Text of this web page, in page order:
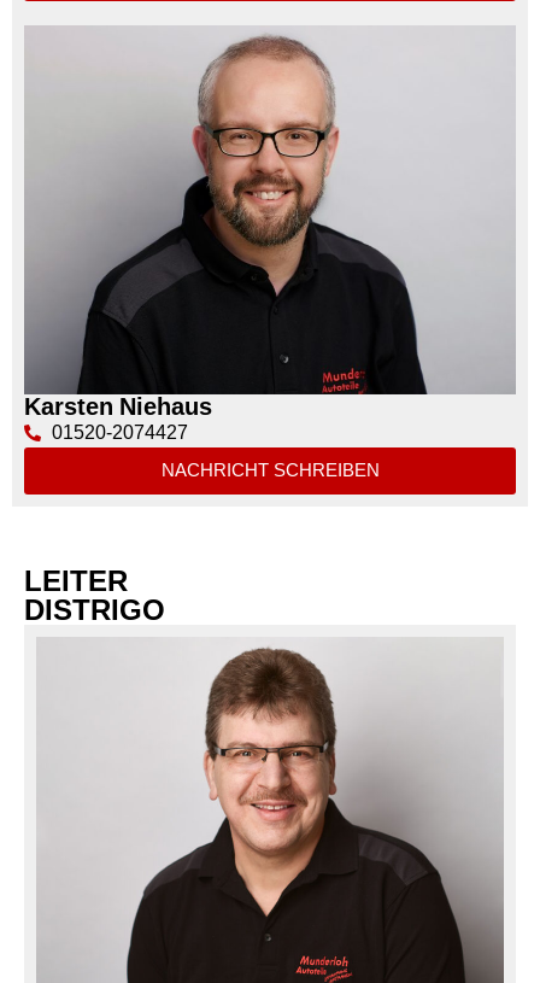
Karsten Niehaus
01520-2074427
NACHRICHT SCHREIBEN
LEITER
DISTRIGO